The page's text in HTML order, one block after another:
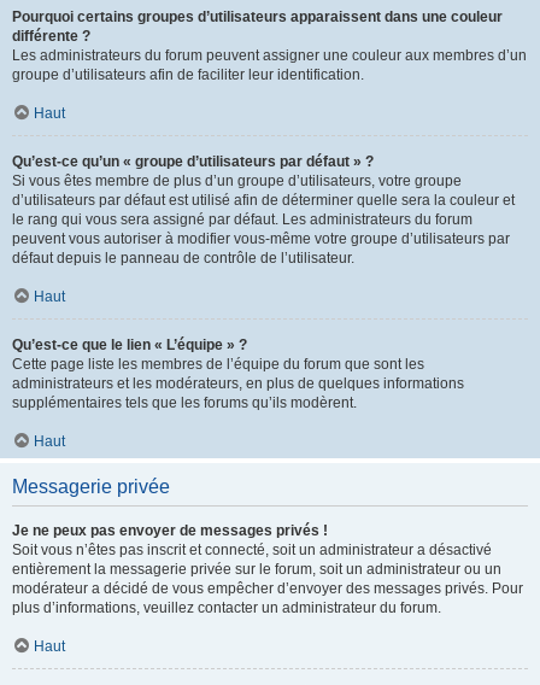
Pourquoi certains groupes d’utilisateurs apparaissent dans une couleur
différente ?
Les administrateurs du forum peuvent assigner une couleur aux membres d’un
groupe d’utilisateurs afin de faciliter leur identification.
Haut
Qu’est-ce qu’un « groupe d’utilisateurs par défaut » ?
Si vous êtes membre de plus d’un groupe d’utilisateurs, votre groupe
d’utilisateurs par défaut est utilisé afin de déterminer quelle sera la couleur et
le rang qui vous sera assigné par défaut. Les administrateurs du forum
peuvent vous autoriser à modifier vous-même votre groupe d’utilisateurs par
défaut depuis le panneau de contrôle de l’utilisateur.
Haut
Qu’est-ce que le lien « L’équipe » ?
Cette page liste les membres de l’équipe du forum que sont les
administrateurs et les modérateurs, en plus de quelques informations
supplémentaires tels que les forums qu’ils modèrent.
Haut
Messagerie privée
Je ne peux pas envoyer de messages privés !
Soit vous n’êtes pas inscrit et connecté, soit un administrateur a désactivé
entièrement la messagerie privée sur le forum, soit un administrateur ou un
modérateur a décidé de vous empêcher d’envoyer des messages privés. Pour
plus d’informations, veuillez contacter un administrateur du forum.
Haut